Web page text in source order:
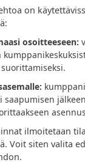
on
osoitteeseen:
saapumisen
ilmoitetaan
Voit siten valita